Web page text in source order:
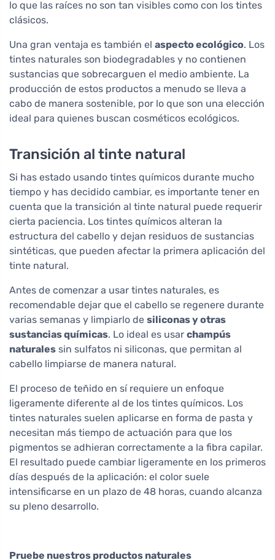
lo que las raíces no son tan visibles como con los tintes
clásicos.
Una gran ventaja es también el aspecto ecológico. Los
tintes naturales son biodegradables y no contienen
sustancias que sobrecarguen el medio ambiente. La
producción de estos productos a menudo se lleva a
cabo de manera sostenible, por lo que son una elección
ideal para quienes buscan cosméticos ecológicos.
Transición al tinte natural
Si has estado usando tintes químicos durante mucho
tiempo y has decidido cambiar, es importante tener en
cuenta que la transición al tinte natural puede requerir
cierta paciencia. Los tintes químicos alteran la
estructura del cabello y dejan residuos de sustancias
sintéticas, que pueden afectar la primera aplicación del
tinte natural.
Antes de comenzar a usar tintes naturales, es
recomendable dejar que el cabello se regenere durante
varias semanas y limpiarlo de siliconas y otras
sustancias químicas. Lo ideal es usar champús
naturales sin sulfatos ni siliconas, que permitan al
cabello limpiarse de manera natural.
El proceso de teñido en sí requiere un enfoque
ligeramente diferente al de los tintes químicos. Los
tintes naturales suelen aplicarse en forma de pasta y
necesitan más tiempo de actuación para que los
pigmentos se adhieran correctamente a la fibra capilar.
El resultado puede cambiar ligeramente en los primeros
días después de la aplicación: el color suele
intensificarse en un plazo de 48 horas, cuando alcanza
su pleno desarrollo.
Pruebe nuestros productos naturales